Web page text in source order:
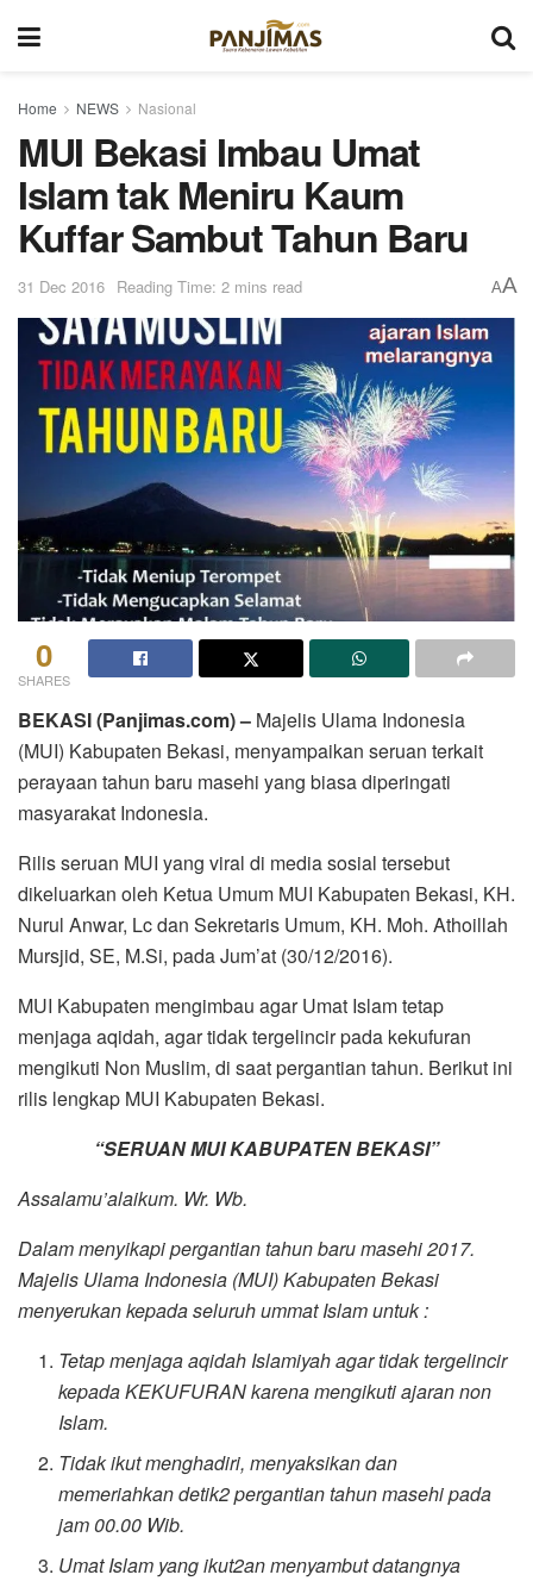
Home NEWS Nasional
MUI Bekasi Imbau Umat
Islam tak Meniru Kaum
Kuffar Sambut Tahun Baru
31 Dec 2016 Reading Time: 2 mins read AA
0
SHARES
BEKASI (Panjimas.com) – Majelis Ulama Indonesia
(MUI) Kabupaten Bekasi, menyampaikan seruan terkait
perayaan tahun baru masehi yang biasa diperingati
masyarakat Indonesia.
Rilis seruan MUI yang viral di media sosial tersebut
dikeluarkan oleh Ketua Umum MUI Kabupaten Bekasi, KH.
Nurul Anwar, Lc dan Sekretaris Umum, KH. Moh. Athoillah
Mursjid, SE, M.Si, pada Jum’at (30/12/2016).
MUI Kabupaten mengimbau agar Umat Islam tetap
menjaga aqidah, agar tidak tergelincir pada kekufuran
mengikuti Non Muslim, di saat pergantian tahun. Berikut ini
rilis lengkap MUI Kabupaten Bekasi.
“SERUAN MUI KABUPATEN BEKASI”
Assalamu’alaikum. Wr. Wb.
Dalam menyikapi pergantian tahun baru masehi 2017.
Majelis Ulama Indonesia (MUI) Kabupaten Bekasi
menyerukan kepada seluruh ummat Islam untuk :
Tetap menjaga aqidah Islamiyah agar tidak tergelincir
kepada KEKUFURAN karena mengikuti ajaran non
Islam.
Tidak ikut menghadiri, menyaksikan dan
memeriahkan detik2 pergantian tahun masehi pada
jam 00.00 Wib.
Umat Islam yang ikut2an menyambut datangnya